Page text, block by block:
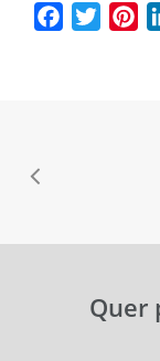
FacebookTwitter
Quer